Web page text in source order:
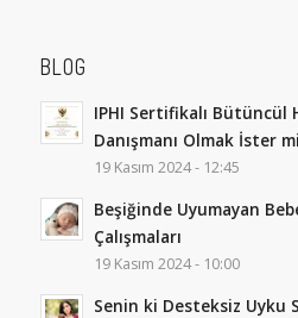
BLOG
IPHI Sertifikalı Bütüncül
Danışmanı Olmak İster
19 Kasım 2024 - 12:45
Beşiğinde Uyumayan
Çalışmaları
19 Kasım 2024 - 10:00
Senin ki Desteksiz Uyku